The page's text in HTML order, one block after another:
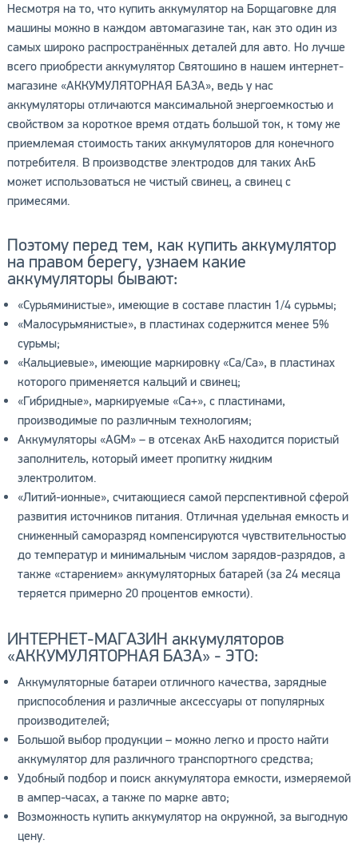
Несмотря на то, что купить аккумулятор на Борщаговке для
машины можно в каждом автомагазине так, как это один из
самых широко распространённых деталей для авто. Но лучше
всего приобрести аккумулятор Святошино в нашем интернет-
магазине «АККУМУЛЯТОРНАЯ БАЗА», ведь у нас
аккумуляторы отличаются максимальной энергоемкостью и
свойством за короткое время отдать большой ток, к тому же
приемлемая стоимость таких аккумуляторов для конечного
потребителя. В производстве электродов для таких АкБ
может использоваться не чистый свинец, а свинец с
примесями.
Поэтому перед тем, как купить аккумулятор
на правом берегу, узнаем какие
аккумуляторы бывают:
«Сурьяминистые», имеющие в составе пластин 1/4 сурьмы;
«Малосурьмянистые», в пластинах содержится менее 5%
сурьмы;
«Кальциевые», имеющие маркировку «Ca/Ca», в пластинах
которого применяется кальций и свинец;
«Гибридные», маркируемые «Ca+», с пластинами,
производимые по различным технологиям;
Аккумуляторы «AGM» – в отсеках АкБ находится пористый
заполнитель, который имеет пропитку жидким
электролитом.
«Литий-ионные», считающиеся самой перспективной сферой
развития источников питания. Отличная удельная емкость и
сниженный саморазряд компенсируются чувствительностью
до температур и минимальным числом зарядов-разрядов, а
также «старением» аккумуляторных батарей (за 24 месяца
теряется примерно 20 процентов емкости).
ИНТЕРНЕТ-МАГАЗИН аккумуляторов
«AККУМУЛЯТОРНАЯ БАЗА» - ЭТО:
Аккумуляторные батареи отличного качества, зарядные
приспособления и различные аксессуары от популярных
производителей;
Большой выбор продукции – можно легко и просто найти
аккумулятор для различного транспортного средства;
Удобный подбор и поиск аккумулятора емкости, измеряемой
в ампер-часах, а также по марке авто;
Возможность купить аккумулятор на окружной, за выгодную
цену.